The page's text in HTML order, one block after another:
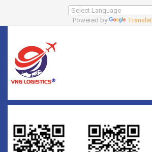
Powered by